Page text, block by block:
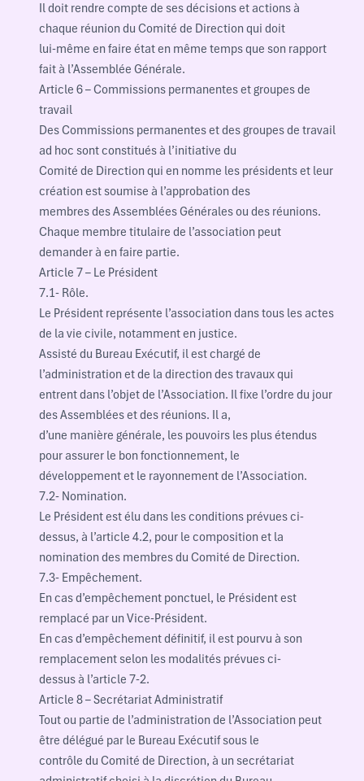
Il doit rendre compte de ses décisions et actions à
chaque réunion du Comité de Direction qui doit
lui-même en faire état en même temps que son rapport
fait à l’Assemblée Générale.
Article 6 – Commissions permanentes et groupes de
travail
Des Commissions permanentes et des groupes de travail
ad hoc sont constitués à l’initiative du
Comité de Direction qui en nomme les présidents et leur
création est soumise à l’approbation des
membres des Assemblées Générales ou des réunions.
Chaque membre titulaire de l’association peut
demander à en faire partie.
Article 7 – Le Président
7.1- Rôle.
Le Président représente l’association dans tous les actes
de la vie civile, notamment en justice.
Assisté du Bureau Exécutif, il est chargé de
l’administration et de la direction des travaux qui
entrent dans l’objet de l’Association. Il fixe l’ordre du jour
des Assemblées et des réunions. Il a,
d’une manière générale, les pouvoirs les plus étendus
pour assurer le bon fonctionnement, le
développement et le rayonnement de l’Association.
7.2- Nomination.
Le Président est élu dans les conditions prévues ci-
dessus, à l’article 4.2, pour le composition et la
nomination des membres du Comité de Direction.
7.3- Empêchement.
En cas d’empêchement ponctuel, le Président est
remplacé par un Vice-Président.
En cas d’empêchement définitif, il est pourvu à son
remplacement selon les modalités prévues ci-
dessus à l’article 7-2.
Article 8 – Secrétariat Administratif
Tout ou partie de l’administration de l’Association peut
être délégué par le Bureau Exécutif sous le
contrôle du Comité de Direction, à un secrétariat